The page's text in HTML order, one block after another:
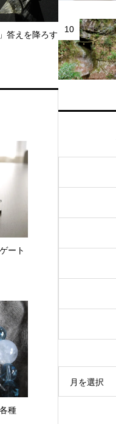
答えを降ろす
ート
種
10
月を選択